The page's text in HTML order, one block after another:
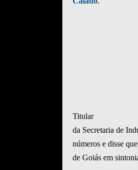
Titular
da Secretaria de
números e disse
de Goiás em